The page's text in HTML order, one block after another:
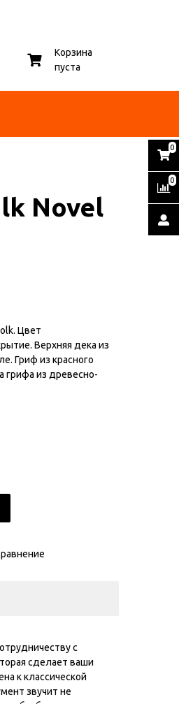
Корзина
пуста
Novel
Цвет
Верхняя дека из
Гриф из красного
грифа из древесно-
между струнами и
Закрытые
с
сделает ваши
к классической
звучит не
0
0